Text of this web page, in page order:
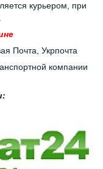
курьером, при
Почта, Укрпочта
компании